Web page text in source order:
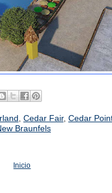
, Cedar Fair, Cedar
Braunfels
Inicio